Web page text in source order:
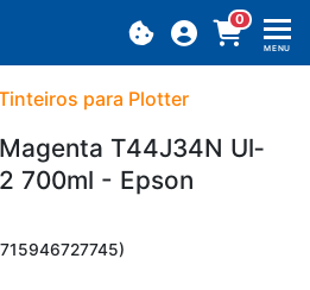
0
MENU
para Plotter
T44J34N Ul­
700ml - Epson